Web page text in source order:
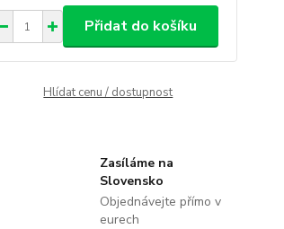
Přidat do košíku
Hlídat cenu / dostupnost
Zasíláme na
Slovensko
Objednávejte přímo v
eurech